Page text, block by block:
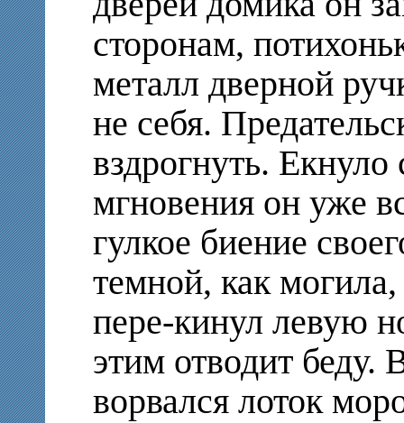
сторонам,
металл дверной
не себя.
вздрогнуть. Екнуло
мгновения он уже
гулкое биение
темной, как
пере-кинул левую
этим отводит беду.
ворвался лоток